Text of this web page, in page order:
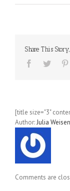
Share This
[title size="3"
Author:Julia
Comments are